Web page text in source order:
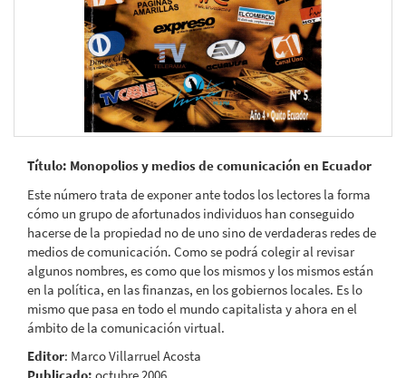
Título: Monopolios y medios de comunicación en Ecuador
Este número trata de exponer ante todos los lectores la forma
cómo un grupo de afortunados individuos han conseguido
hacerse de la propiedad no de uno sino de verdaderas redes de
medios de comunicación. Como se podrá colegir al revisar
algunos nombres, es como que los mismos y los mismos están
en la política, en las finanzas, en los gobiernos locales. Es lo
mismo que pasa en todo el mundo capitalista y ahora en el
ámbito de la comunicación virtual.
Editor: Marco Villarruel Acosta